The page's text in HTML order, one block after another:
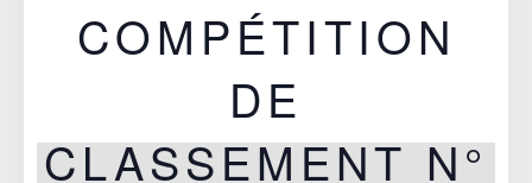
COMPÉTITION
DE
CLASSEMENT N°